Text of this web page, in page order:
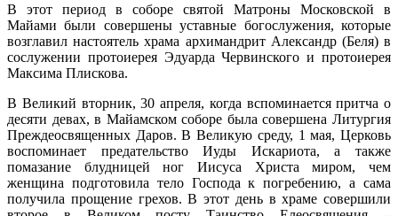
В этот период в соборе святой Матроны Московской в
Майами были совершены уставные богослужения, которые
возглавил настоятель храма архимандрит Александр (Беля) в
сослужении протоиерея Эдуарда Червинского и протоиерея
Максима Плискова.
В Великий вторник, 30 апреля, когда вспоминается притча о
десяти девах, в Майамском соборе была совершена Литургия
Преждеосвященных Даров. В Великую среду, 1 мая, Церковь
воспоминает предательство Иуды Искариота, а также
помазание блудницей ног Иисуса Христа миром, чем
женщина подготовила тело Господа к погребению, а сама
получила прощение грехов. В этот день в храме совершили